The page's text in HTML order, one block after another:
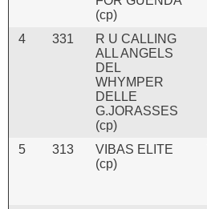
(cp)
4 331
R U CALLING
ALL ANGELS
DEL
WHYMPER
DELLE
G.JORASSES
(cp)
5 313
VIBAS ELITE
(cp)